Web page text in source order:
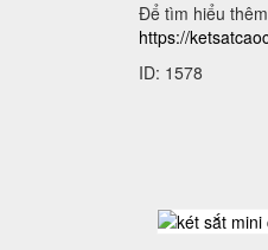
Để tìm hiểu
https://
ID: 1578